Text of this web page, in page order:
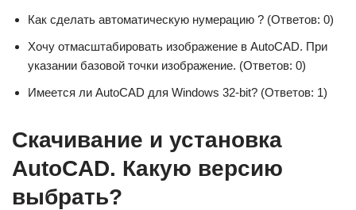
Как сделать автоматическую нумерацию ? (Ответов: 0)
Хочу отмасштабировать изображение в AutoCAD. При
указании базовой точки изображение. (Ответов: 0)
Имеется ли AutoCAD для Windows 32-bit? (Ответов: 1)
Скачивание и установка
AutoCAD. Какую версию
выбрать?